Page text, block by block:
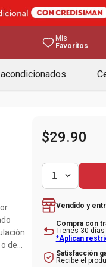
Mis
Favoritos
de
$29.90
1
Vendido y
Compra con
Tienes 30
*Aplican
Satisfacción
Recibe el